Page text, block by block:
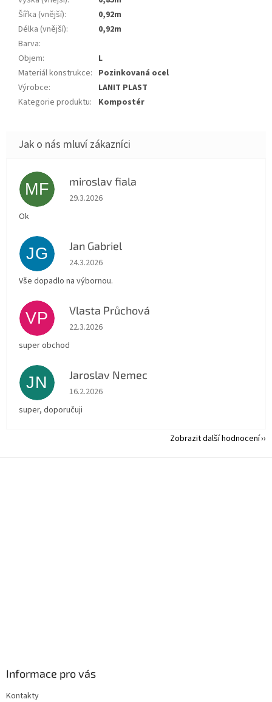
Šířka (vnější):
0,92m
Délka (vnější):
0,92m
Barva:
Objem:
L
Materiál konstrukce:
pozinkovaná ocel
Výrobce:
LANIT PLAST
Kategorie produktu: kompostér
MF miroslav fiala
Hodnocení obchodu je 5 z 5 hvězdiček.
29.3.2026
Ok
JG Jan Gabriel
Hodnocení obchodu je 5 z 5 hvězdiček.
24.3.2026
Vše dopadlo na výbornou.
VP Vlasta Průchová
Hodnocení obchodu je 5 z 5 hvězdiček.
22.3.2026
super obchod
JN Jaroslav Nemec
Hodnocení obchodu je 5 z 5 hvězdiček.
16.2.2026
super, doporučuji
Zobrazit další hodnocení
Informace pro vás
Kontakty